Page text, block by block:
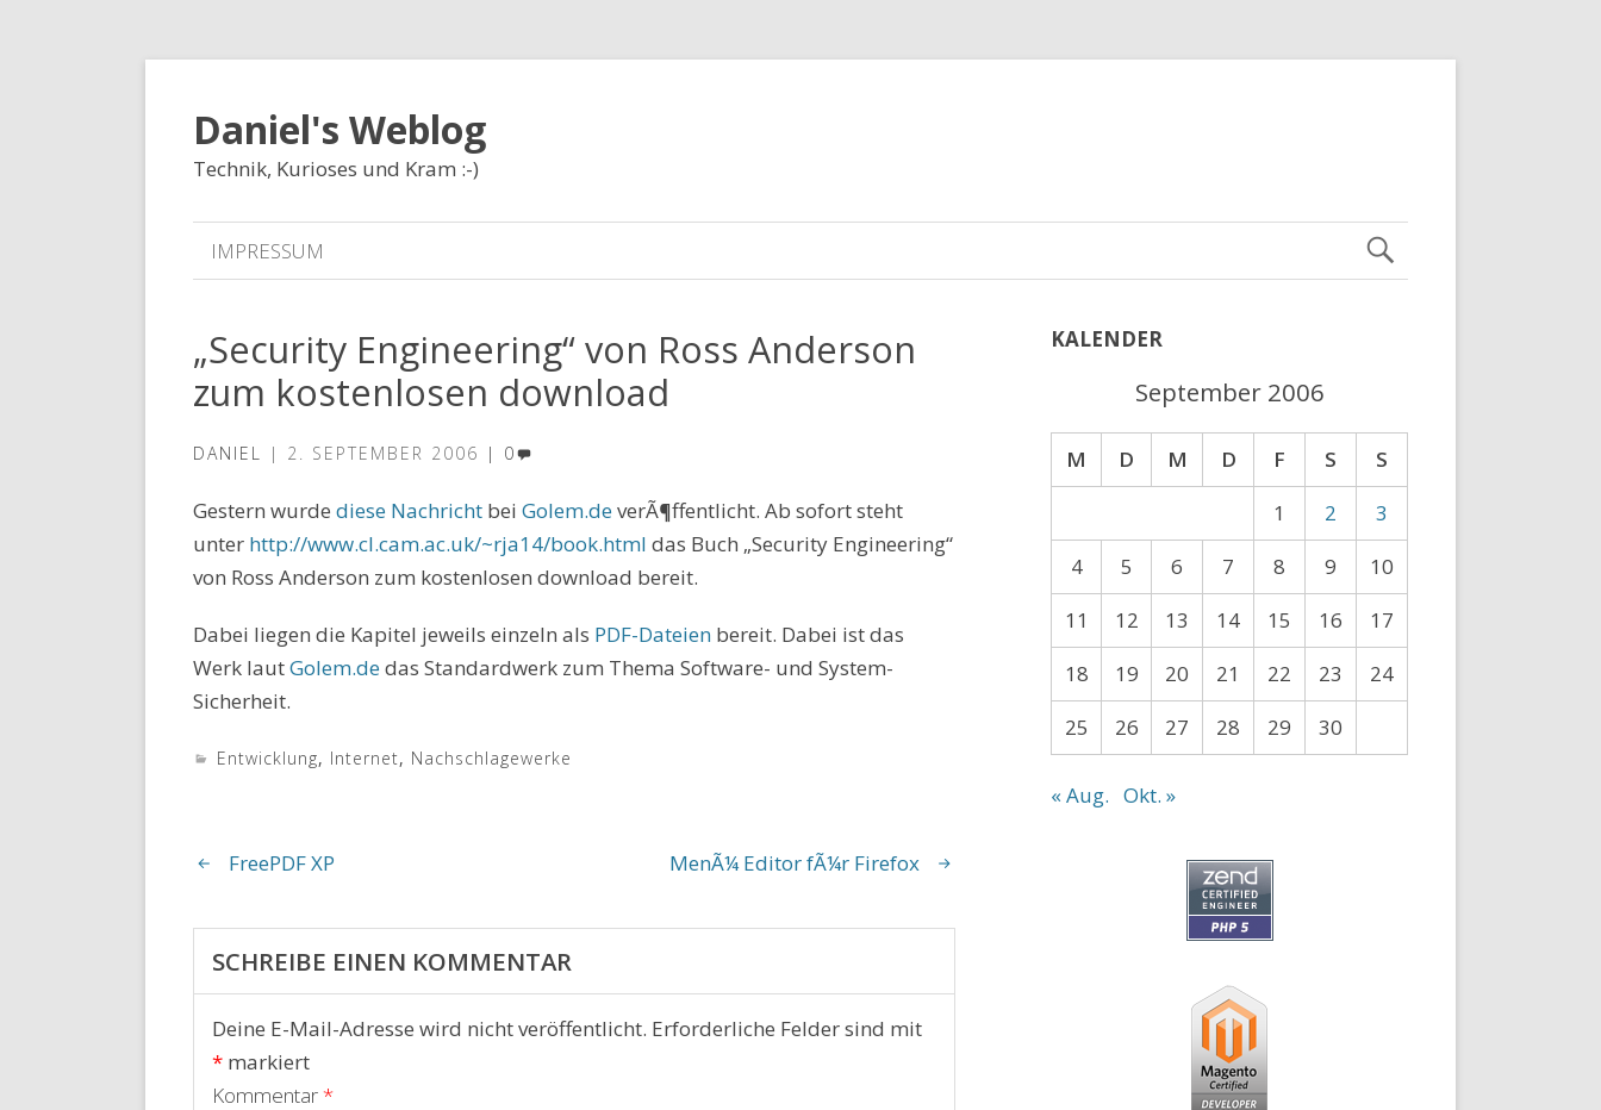
Daniel's Weblog
Technik, Kurioses und Kram :-)
IMPRESSUM
„Security Engineering“ von Ross Anderson
zum kostenlosen download
DANIEL 2. SEPTEMBER 2006 0
Gestern wurde diese Nachricht bei Golem.deverÃ¶ffentlicht. Ab sofort steht
unter http://www.cl.cam.ac.uk/~rja14/book.html das Buch „Security Engineering“
von Ross Anderson zum kostenlosen download bereit.
Dabei liegen die Kapitel jeweils einzeln als PDF-Dateien bereit. Dabei ist das
Werk lautGolem.dedas Standardwerk zum Thema Software- und System-
Sicherheit.
Entwicklung, Internet, Nachschlagewerke
FreePDF XP MenÃ¼ Editor fÃ¼r Firefox
SCHREIBE EINEN KOMMENTAR
Deine E-Mail-Adresse wird nicht veröffentlicht. Erforderliche Felder sind mit
* markiert
Kommentar*
KALENDER
September 2006
M D M D F S
S
1
2
3
4
5 6 7 8 9
10
11
12 13 14 15 16
17
18
19 20 21 22 23
24
25
26 27 28 29 30
« Aug. Okt. »